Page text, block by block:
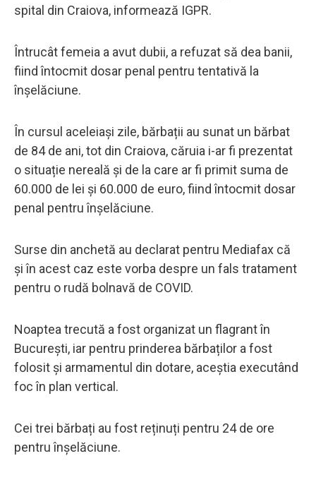
spital din Craiova, informează IGPR.
Întrucât femeia a avut dubii, a refuzat să dea banii,
fiind întocmit dosar penal pentru tentativă la
înșelăciune.
În cursul aceleiași zile, bărbații au sunat un bărbat
de 84 de ani, tot din Craiova, căruia i-ar fi prezentat
o situație nereală și de la care ar fi primit suma de
60.000 de lei și 60.000 de euro, fiind întocmit dosar
penal pentru înșelăciune.
Surse din anchetă au declarat pentru Mediafax că
și în acest caz este vorba despre un fals tratament
pentru o rudă bolnavă de COVID.
Noaptea trecută a fost organizat un flagrant în
București, iar pentru prinderea bărbaților a fost
folosit și armamentul din dotare, aceștia executând
foc în plan vertical.
Cei trei bărbați au fost reținuți pentru 24 de ore
pentru înșelăciune.